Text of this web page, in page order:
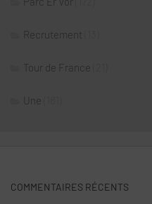
Recrutement
Tour de France
Une
COMMENTAIRES RÉCENTS